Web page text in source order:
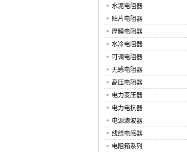
水泥电阻器
贴片电阻器
厚膜电阻器
水冷电阻器
可调电阻器
无感电阻器
高压电阻器
电力变压器
电力电抗器
电源滤波器
线绕电感器
电阻箱系列